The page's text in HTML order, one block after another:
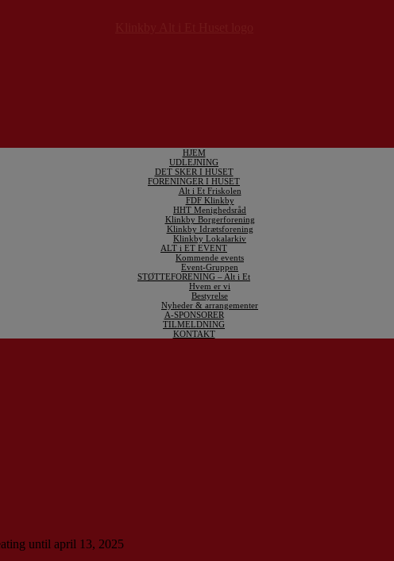
HJEM
UDLEJNING
DET SKER I HUSET
FORENINGER I HUSET
Alt i Et Friskolen
FDF Klinkby
HHT Menighedsråd
Klinkby Borgerforening
Klinkby Idrætsforening
Klinkby Lokalarkiv
ALT i ET EVENT
Kommende events
Event-Gruppen
STØTTEFORENING – Alt i Et
Hvem er vi
Bestyrelse
Nyheder & arrangementer
A-SPONSORER
TILMELDNING
KONTAKT
until april 13, 2025